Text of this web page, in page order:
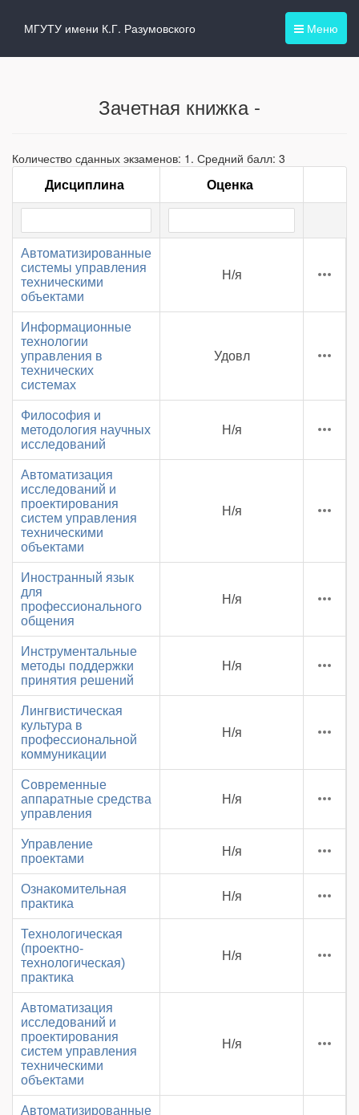
Меню
МГУТУ имени К.Г. Разумовского
Зачетная книжка -
Количество сданных экзаменов: 1. Средний балл: 3
Дисциплина Оценка
Автоматизированные
системы управления
техническими
объектами
Н/я
Информационные
технологии
управления в
технических
системах
Удовл
Философия и
методология научных
исследований
Н/я
Автоматизация
исследований и
проектирования
систем управления
техническими
объектами
Н/я
Иностранный язык
для
профессионального
общения
Н/я
Инструментальные
методы поддержки
принятия решений
Н/я
Лингвистическая
культура в
профессиональной
коммуникации
Н/я
Современные
аппаратные средства
управления
Н/я
Управление
проектами
Н/я
Ознакомительная
практика
Н/я
Технологическая
(проектно-
технологическая)
практика
Н/я
Автоматизация
исследований и
проектирования
систем управления
техническими
объектами
Н/я
Автоматизированные